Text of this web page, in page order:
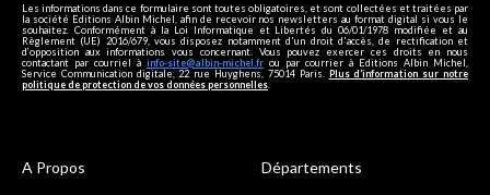
Les informations dans ce formulaire sont toutes obligatoires, et sont collectées et traitées par
la société Editions Albin Michel, afin de recevoir nos newsletters au format digital si vous le
souhaitez. Conformément à la Loi Informatique et Libertés du 06/01/1978 modifiée et au
Règlement (UE) 2016/679, vous disposez notamment d'un droit d'accès, de rectification et
d’opposition aux informations vous concernant. Vous pouvez exercer ces droits en nous
contactant par courriel à info-site@albin-michel.fr ou par courrier à Editions Albin Michel,
Service Communication digitale, 22 rue Huyghens, 75014 Paris. Plus d’information sur notre
politique de protection de vos données personnelles
A Propos Départements